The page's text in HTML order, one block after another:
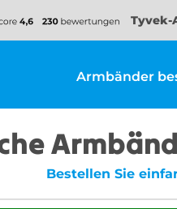
Tyvek-
Armbänder
Bestellen Sie